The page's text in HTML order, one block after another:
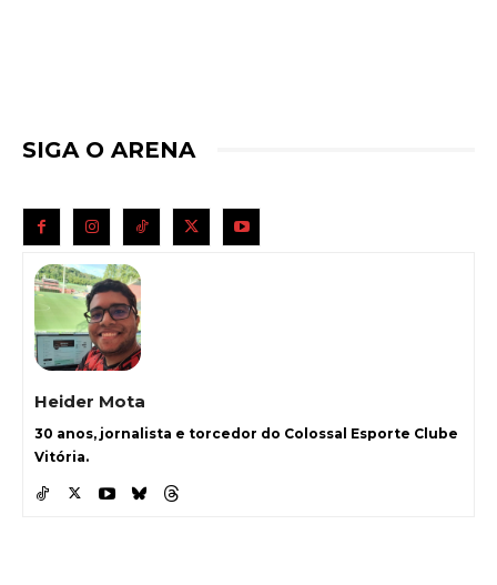
SIGA O ARENA
Heider Mota
30 anos, jornalista e torcedor do Colossal Esporte Clube
Vitória.